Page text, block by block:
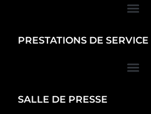
PRESTATIONS DE SERVICE
SALLE DE PRESSE